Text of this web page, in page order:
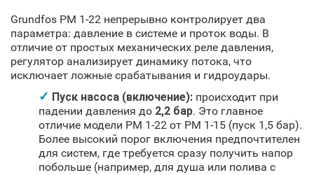
Grundfos PM 1-22 непрерывно контролирует два
параметра: давление в системе и проток воды. В
отличие от простых механических реле давления,
регулятор анализирует динамику потока, что
исключает ложные срабатывания и гидроудары.
Пуск насоса (включение): происходит при
падении давления до 2,2 бар. Это главное
отличие модели PM 1-22 от PM 1-15 (пуск 1,5 бар).
Более высокий порог включения предпочтителен
для систем, где требуется сразу получить напор
побольше (например, для душа или полива с